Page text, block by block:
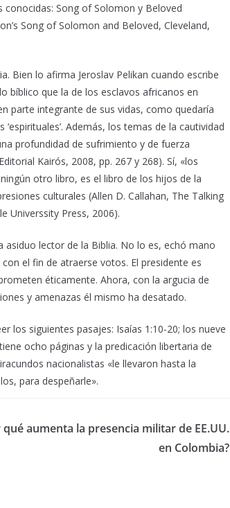
Song of Solomon y Beloved
Song of Solomon and Beloved, Cleveland,
Bien lo afirma Jeroslav Pelikan cuando escribe
bíblico que la de los esclavos africanos en
parte integrante de sus vidas, como quedaría
Además, los temas de la cautividad
profundidad de sufrimiento y de fuerza
Kairós, 2008, pp. 267 y 268). Sí, «los
otro libro, es el libro de los hijos de la
culturales (Allen D. Callahan, The Talking
Universsity Press, 2006).
asiduo lector de la Biblia. No lo es, echó mano
el fin de atraerse votos. El presidente es
éticamente. Ahora, con la argucia de
y amenazas él mismo ha desatado.
los siguientes pasajes: Isaías 1:10-20; los nueve
ocho páginas y la predicación libertaria de
nacionalistas «le llevaron hasta la
para despeñarle».
qué aumenta la presencia militar de EE.UU.
en Colombia?